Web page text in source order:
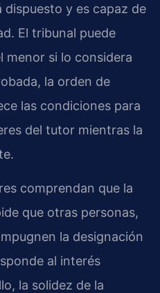
y es capaz de
El tribunal puede
menor si lo considera
la orden de
las condiciones para
del tutor mientras la
comprendan que la
que otras personas,
la designación
al interés
la solidez de la